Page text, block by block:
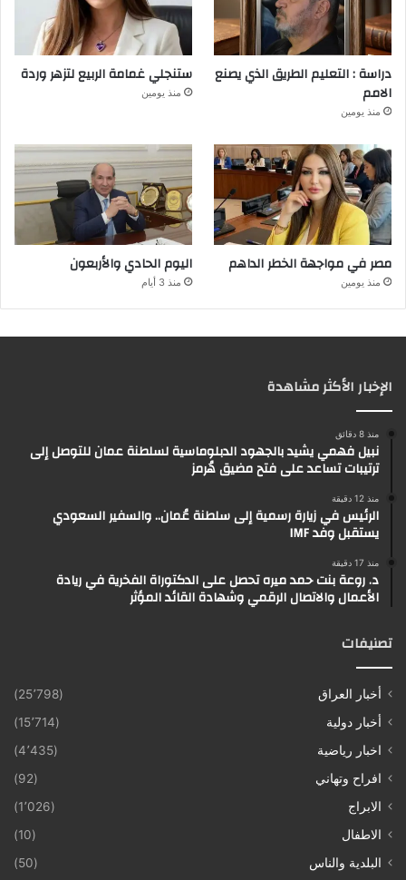
دراسة : التعليم الطريق الذي يصنع
الامم
منذ يومين
ستنجلي غمامة الربيع لتزهر وردة
منذ يومين
مصر في مواجهة الخطر الداهم
منذ يومين
اليوم الحادي والأربعون
منذ 3 أيام
الإخبار الأكثر مشاهدة
منذ 8 دقائق
نبيل فهمي يشيد بالجهود الدبلوماسية لسلطنة عمان للتوصل إلى
ترتيبات تساعد على فتح مضيق هُرمز
منذ 12 دقيقة
الرئيس في زيارة رسمية إلى سلطنة عُمان.. والسفير السعودي
يستقبل وفد IMF
منذ 17 دقيقة
د. روعة بنت حمد ميره تحصل على الدكتوراة الفخرية في ريادة
الأعمال والاتصال الرقمي وشهادة القائد المؤثر
تصنيفات
أخبار العراق
(25٬798)
أخبار دولية
(15٬714)
اخبار رياضية
(4٬435)
افراح وتهاني
(92)
الابراج
(1٬026)
الاطفال
(10)
البلدية والناس
(50)